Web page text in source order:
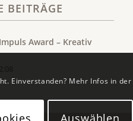
BEITRÄGE
Award – Kreativ
Einverstanden? Mehr Infos in
Auswählen